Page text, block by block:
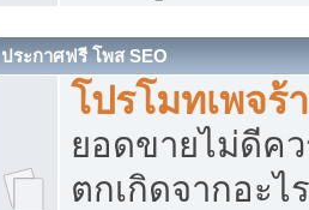
ประกาศฟรี โพส SEO
โปรโมทเพจร้
ยอดขายไม่ดีค
ตกเกิดจากอะไ